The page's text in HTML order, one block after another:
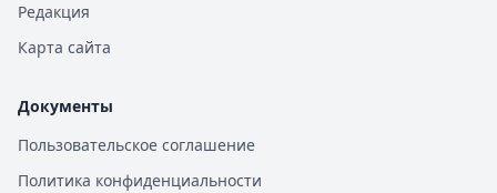
Редакция
Карта сайта
Документы
Пользовательское соглашение
Политика конфиденциальности